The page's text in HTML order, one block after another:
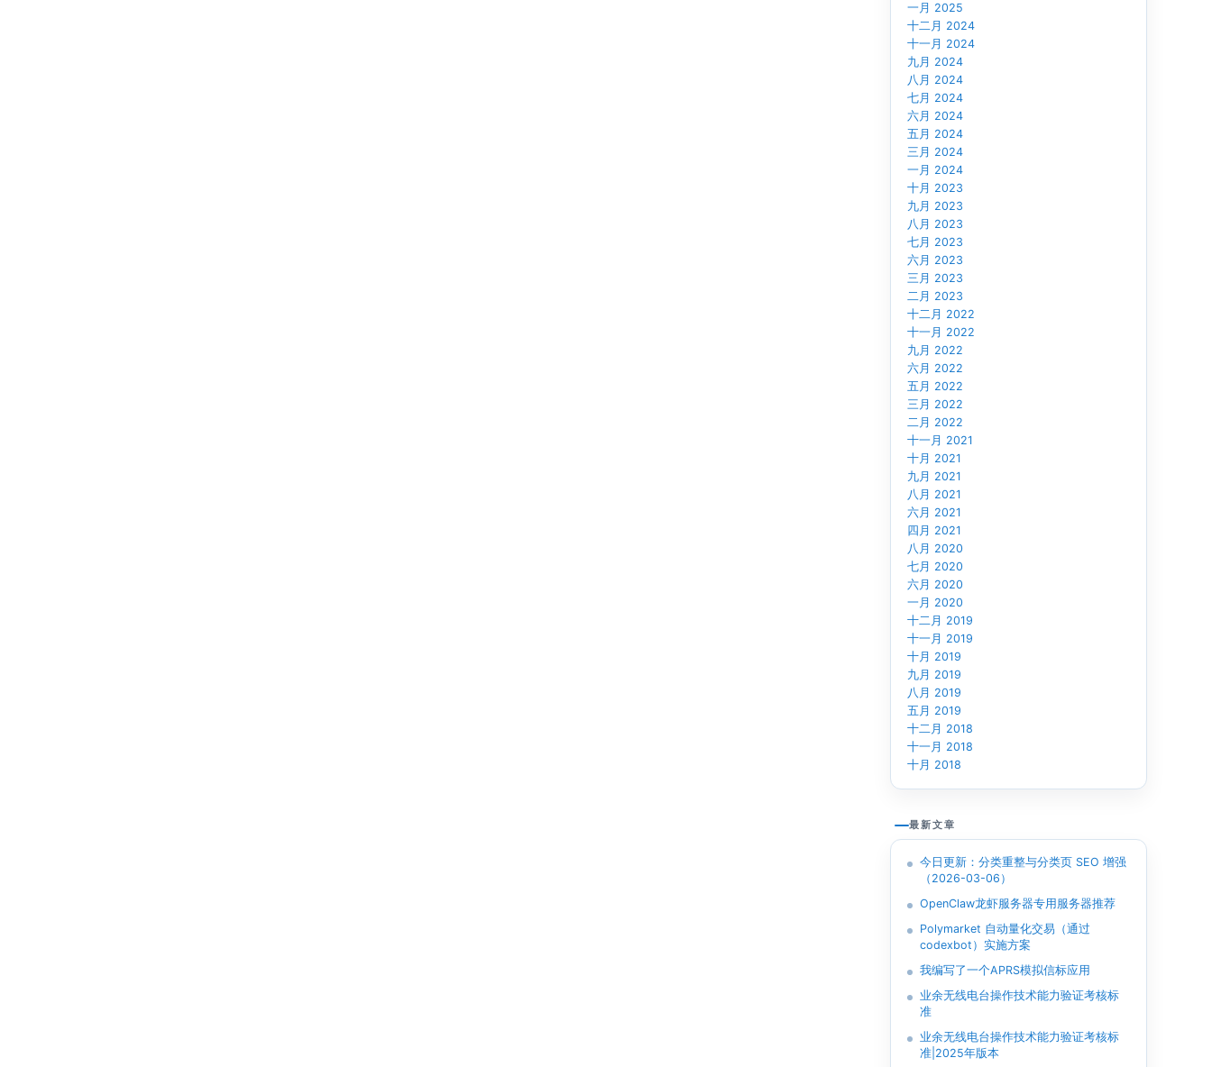
一月 2025
十二月 2024
十一月 2024
九月 2024
八月 2024
七月 2024
六月 2024
五月 2024
三月 2024
一月 2024
十月 2023
九月 2023
八月 2023
七月 2023
六月 2023
三月 2023
二月 2023
十二月 2022
十一月 2022
九月 2022
六月 2022
五月 2022
三月 2022
二月 2022
十一月 2021
十月 2021
九月 2021
八月 2021
六月 2021
四月 2021
八月 2020
七月 2020
六月 2020
一月 2020
十二月 2019
十一月 2019
十月 2019
九月 2019
八月 2019
五月 2019
十二月 2018
十一月 2018
十月 2018
最新文章
今日更新：分类重整与分类页 SEO 增强
（2026-03-06）
OpenClaw龙虾服务器专用服务器推荐
Polymarket 自动量化交易（通过
codexbot）实施方案
我编写了一个APRS模拟信标应用
业余无线电台操作技术能力验证考核标
准
业余无线电台操作技术能力验证考核标
准|2025年版本